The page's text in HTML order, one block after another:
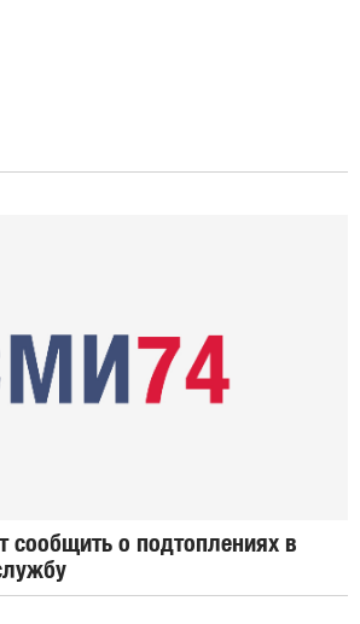
сообщить о подтоплениях в